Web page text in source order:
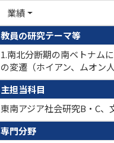
業績
教員の研究テーマ等
1.南北分断期の南ベトナム
の変遷（ホイアン、ムオン人
主担当科目
東南アジア社会研究B・C
専門分野